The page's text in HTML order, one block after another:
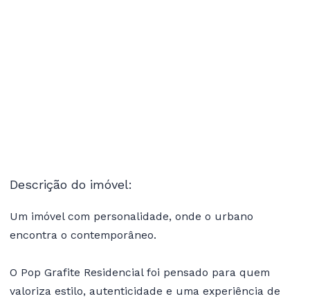
Descrição do imóvel:
Um imóvel com personalidade, onde o urbano
encontra o contemporâneo.
O Pop Grafite Residencial foi pensado para quem
valoriza estilo, autenticidade e uma experiência de